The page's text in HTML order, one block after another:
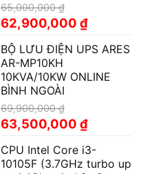
65,000,000₫
Giá
gốc
là:
65,000,000 ₫.
62,900,000 ₫Giá
tại
62,900,000 ₫.
BỘ LƯU ĐIỆN UPS ARES
AR-MP10KH
10KVA/10KW ONLINE
BÌNH NGOÀI
69,900,000₫
Giá
gốc
là:
69,900,000 ₫.
63,500,000 ₫Giá
tại
là:
CPU Intel Core i3-
10105F (3.7GHz turbo up